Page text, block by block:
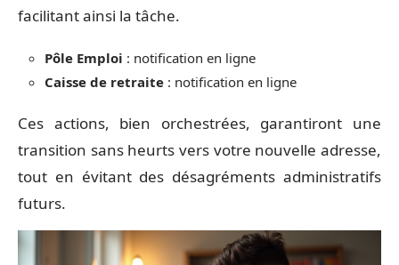
facilitant ainsi la tâche.
Pôle Emploi : notification en ligne
Caisse de retraite : notification en ligne
Ces actions, bien orchestrées, garantiront une
transition sans heurts vers votre nouvelle adresse,
tout en évitant des désagréments administratifs
futurs.